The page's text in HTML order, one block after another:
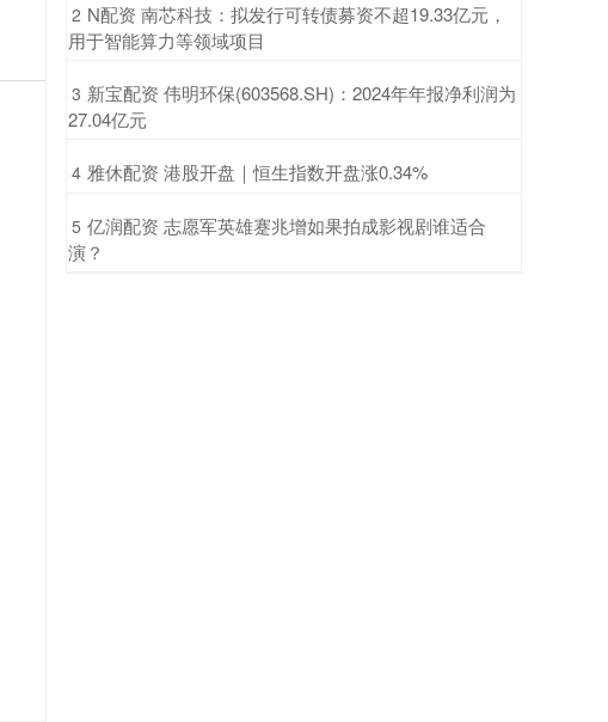
2 ​N配资 南芯科技：拟发行可转债募资不超19.33亿元，
用于智能算力等领域项目
3 ​新宝配资 伟明环保(603568.SH)：2024年年报净利润为
27.04亿元
4 ​雅休配资 港股开盘｜恒生指数开盘涨0.34%
5 ​亿润配资 志愿军英雄蹇兆增如果拍成影视剧谁适合
演？